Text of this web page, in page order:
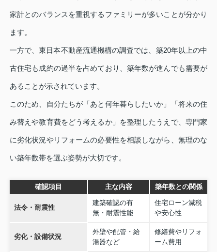
家計とのバランスを重視するファミリーが多いことが分かり
ます。
一方で、東日本不動産流通機構の調査では、築20年以上の中
古住宅も成約の過半を占めており、築年数が進んでも需要が
あることが示されています。
このため、自分たちが「あと何年暮らしたいか」「将来の住
み替えや教育費をどう考えるか」を整理したうえで、専門家
に劣化状況やリフォームの必要性を相談しながら、無理のな
い築年数帯を選ぶ姿勢が大切です。
確認項目 主な内容 築年数との関係
法令・耐震性
建築確認の有
無・耐震性能
住宅ローン減税
や安心性
劣化・設備状況
外壁や配管・給
湯器など
修繕費やリフォ
ーム費用